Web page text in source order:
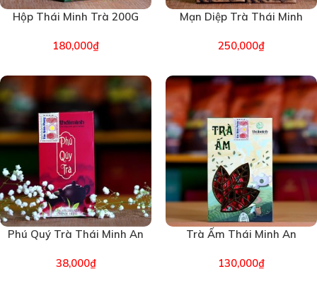
Hộp Thái Minh Trà 200G
180,000₫
Mạn Diệp Trà Thái Minh
250,000₫
Phú Quý Trà Thái Minh An
38,000₫
Trà Ấm Thái Minh An
130,000₫